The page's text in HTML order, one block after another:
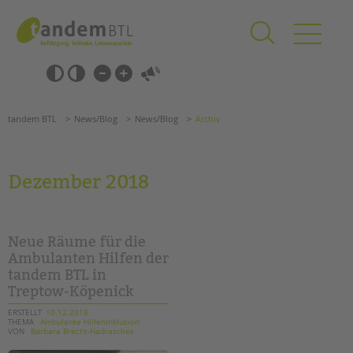
springen
Barrierefrei-
Einstellungen
überspringen
überspringen
Förderzentren
Kollegs
EFöB
Schulbezogene Sozialarbeit
Tagesgruppen
tandem BTL News/Blog News/Blog Archiv
Dezember 2018
Neue Räume für die
Ambulanten Hilfen der
tandem BTL in
Treptow-Köpenick
ERSTELLT 10.12.2018
THEMA Ambulante HilfenInklusion
VON
Barbara Brecht-Hadraschek